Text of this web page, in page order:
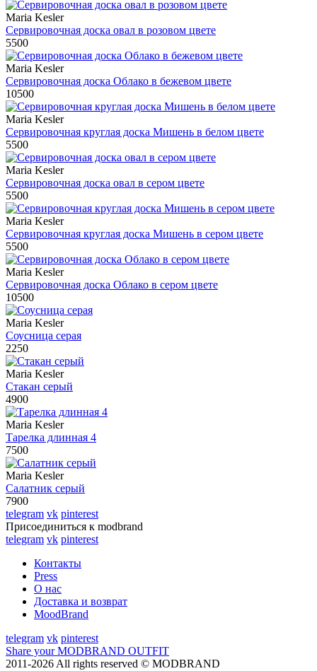
Maria Kesler
Сервировочная доска овал в розовом цвете
5500
Maria Kesler
Сервировочная доска Облако в бежевом цвете
10500
Maria Kesler
Сервировочная круглая доска Мишень в белом цвете
5500
Maria Kesler
Сервировочная доска овал в сером цвете
5500
Maria Kesler
Сервировочная круглая доска Мишень в сером цвете
5500
Maria Kesler
Сервировочная доска Облако в сером цвете
10500
Maria Kesler
Соусница серая
2250
Maria Kesler
Стакан серый
4900
Maria Kesler
Тарелка длинная 4
7500
Maria Kesler
Салатник серый
7900
telegram vk pinterest
Присоединиться к modbrand
telegram vk pinterest
Контакты
Press
О нас
Доставка и возврат
MoodBrand
telegram vk pinterest
Share your MODBRAND OUTFIT
2011-2026 All rights reserved © MODBRAND